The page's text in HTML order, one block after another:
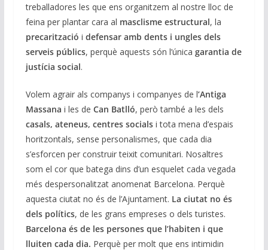
treballadores les que ens organitzem al nostre lloc de
feina per plantar cara al masclisme estructural, la
precarització i defensar amb dents i ungles dels
serveis públics, perquè aquests són l’única garantia de
justícia social.
Volem agrair als companys i companyes de l’Antiga
Massana i les de Can Batlló, però també a les dels
casals, ateneus, centres socialsi tota mena d’espais
horitzontals, sense personalismes, que cada dia
s’esforcen per construir teixit comunitari. Nosaltres
som el cor que batega dins d’un esquelet cada vegada
més despersonalitzat anomenat Barcelona. Perquè
aquesta ciutat no és de l’Ajuntament. La ciutat no és
dels polítics, de les grans empreses o dels turistes.
Barcelona és de les persones que l’habiten i que
lluiten cada dia. Perquè per molt que ens intimidin